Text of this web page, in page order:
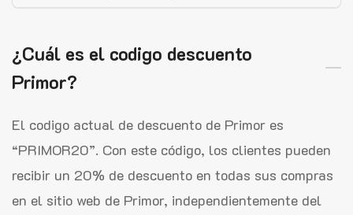
¿Cuál es el codigo descuento
Primor?
El codigo actual de descuento de Primor es
“PRIMOR20”. Con este código, los clientes pueden
recibir un 20% de descuento en todas sus compras
en el sitio web de Primor, independientemente del